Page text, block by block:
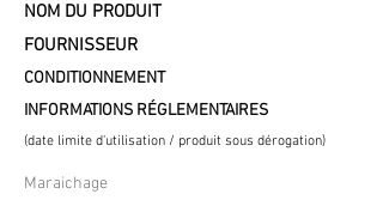
NOM DU PRODUIT
FOURNISSEUR
CONDITIONNEMENT
INFORMATIONS RÉGLEMENTAIRES
(date limite d'utilisation / produit sous dérogation)
Maraichage